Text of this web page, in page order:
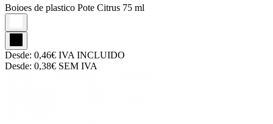
Boioes de plastico Pote Citrus 75 ml
Desde: 0,46€ IVA INCLUIDO
Desde: 0,38€ SEM IVA